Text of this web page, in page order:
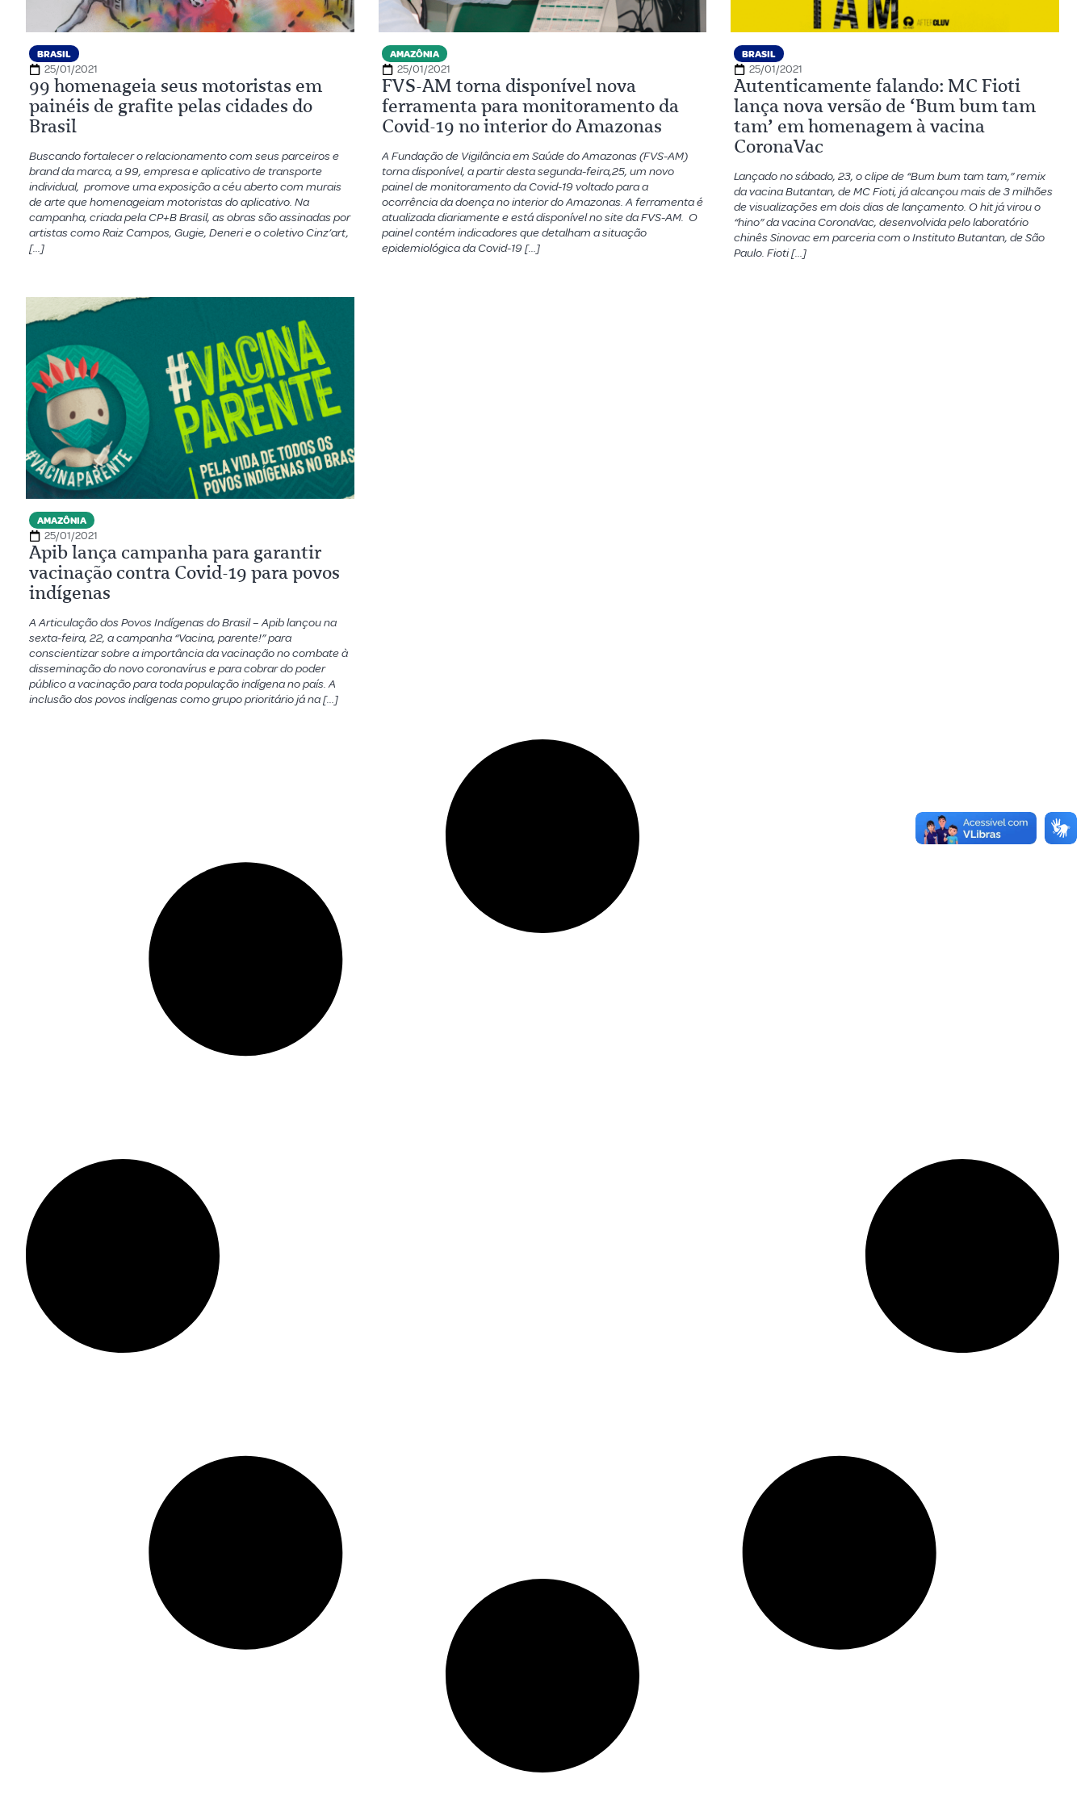
BRASIL
25/01/2021
99 homenageia seus motoristas em
painéis de grafite pelas cidades do
Brasil
Buscando fortalecer o relacionamento com seus parceiros e
brand da marca, a 99, empresa e aplicativo de transporte
individual, promove uma exposição a céu aberto com murais
de arte que homenageiam motoristas do aplicativo. Na
campanha, criada pela CP+B Brasil, as obras são assinadas por
artistas como Raiz Campos, Gugie, Deneri e o coletivo Cinz’art,
[…]
AMAZÔNIA
25/01/2021
FVS-AM torna disponível nova
ferramenta para monitoramento da
Covid-19 no interior do Amazonas
A Fundação de Vigilância em Saúde do Amazonas (FVS-AM)
torna disponível, a partir desta segunda-feira,25, um novo
painel de monitoramento da Covid-19 voltado para a
ocorrência da doença no interior do Amazonas. A ferramenta é
atualizada diariamente e está disponível no site da FVS-AM. O
painel contém indicadores que detalham a situação
epidemiológica da Covid-19 […]
BRASIL
25/01/2021
Autenticamente falando: MC Fioti
lança nova versão de ‘Bum bum tam
tam’ em homenagem à vacina
CoronaVac
Lançado no sábado, 23, o clipe de “Bum bum tam tam,” remix
da vacina Butantan, de MC Fioti, já alcançou mais de 3 milhões
de visualizações em dois dias de lançamento. O hit já virou o
“hino” da vacina CoronaVac, desenvolvida pelo laboratório
chinês Sinovac em parceria com o Instituto Butantan, de São
Paulo. Fioti […]
AMAZÔNIA
25/01/2021
Apib lança campanha para garantir
vacinação contra Covid-19 para povos
indígenas
A Articulação dos Povos Indígenas do Brasil – Apib lançou na
sexta-feira, 22, a campanha “Vacina, parente!” para
conscientizar sobre a importância da vacinação no combate à
disseminação do novo coronavírus e para cobrar do poder
público a vacinação para toda população indígena no país. A
inclusão dos povos indígenas como grupo prioritário já na […]